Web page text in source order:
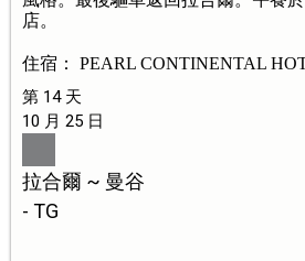
店。
住宿： PEARL CONTINENTAL
第 14 天
10 月 25 日
拉合爾 ~ 曼谷
- TG